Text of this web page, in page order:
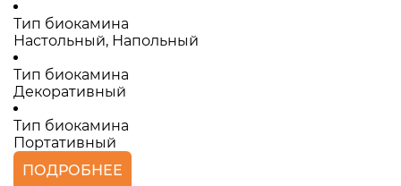
Тип биокамина
Настольный, Напольный
Тип биокамина
Декоративный
Тип биокамина
Портативный
ПОДРОБНЕЕ